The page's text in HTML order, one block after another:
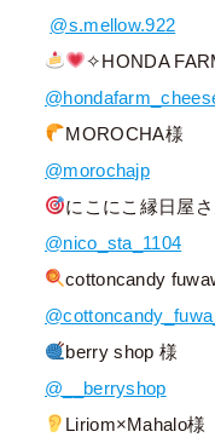
@s.mellow.922
✧HONDA
MOROCHA様
@morochajp
にこにこ縁日屋
@nico_sta_1104
cottoncandy
berry shop 様
@__berryshop
Liriom×Mahalo様